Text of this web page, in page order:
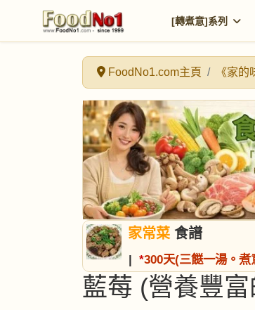
[轉煮意]系列
FoodNo1.com主頁 《家的
家常菜 食譜
| *300天(三餸一湯。煮
藍莓 (營養豐